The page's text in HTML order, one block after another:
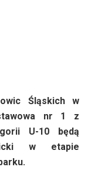
Śląskich w
nr 1 z
U-10 będą
w etapie